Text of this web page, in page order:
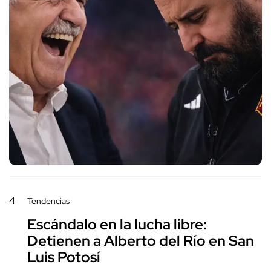
4 Tendencias
Escándalo en la lucha libre:
Detienen a Alberto del Río en San
Luis Potosí